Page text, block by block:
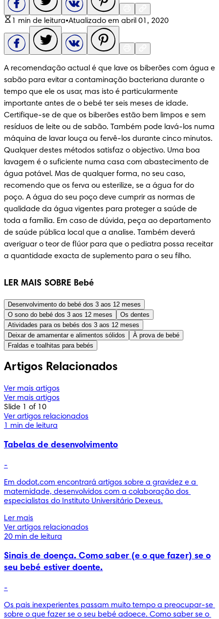
1 min de leitura•Atualizado em abril 01, 2020
A recomendação actual é que lave os biberões com água e
sabão para evitar a contaminação bacteriana durante o
tempo que ele os usar, mas isto é particularmente
importante antes de o bebé ter seis meses de idade.
Certifique-se de que os biberões estão bem limpos e sem
resíduos de leite ou de sabão. Também pode lavá-los numa
máquina de lavar louça ou fervê-los durante cinco minutos.
Qualquer destes métodos satisfaz o objectivo. Uma boa
lavagem é o suficiente numa casa com abastecimento de
água potável. Mas de qualquer forma, no seu caso,
recomendo que os ferva ou esterilize, se a água for do
poço. A água do seu poço deve cumprir as normas de
qualidade da água vigentes para proteger a saúde de
toda a família. Em caso de dúvida, peça ao departamento
de saúde pública local que a analise. Também deverá
averiguar o teor de flúor para que o pediatra possa receitar
a quantidade exacta de suplemento para o seu filho.
LER MAIS SOBRE Bebé
Desenvolvimento do bebé dos 3 aos 12 meses
O sono do bebé dos 3 aos 12 meses
Os dentes
Atividades para os bebés dos 3 aos 12 meses
Deixar de amamentar e alimentos sólidos
À prova de bebé
Fraldas e toalhitas para bebés
Artigos Relacionados
Ver mais artigos
Ver mais artigos
Slide 1 of 10
Ver artigos relacionados
1 min de leitura
Tabelas de desenvolvimento
-
Em dodot.com encontrará artigos sobre a gravidez e a
maternidade, desenvolvidos com a colaboração dos
especialistas do Instituto Universitário Dexeus.
Ler mais
Ver artigos relacionados
20 min de leitura
Sinais de doença. Como saber (e o que fazer) se o
seu bebé estiver doente.
-
Os pais inexperientes passam muito tempo a preocupar-se
sobre o que fazer se o seu bebé adoece. Como saber se o